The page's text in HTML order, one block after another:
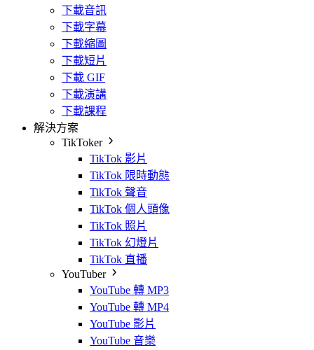
下載音訊
下載字幕
下載縮圖
下載短片
下載 GIF
下載演講
下載課程
解決方案
TikToker
TikTok 影片
TikTok 限時動態
TikTok 聲音
TikTok 個人頭像
TikTok 照片
TikTok 幻燈片
TikTok 直播
YouTuber
YouTube 轉 MP3
YouTube 轉 MP4
YouTube 影片
YouTube 音樂